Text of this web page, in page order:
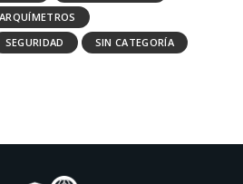
SEGURIDAD
SIN CATEGORÍA